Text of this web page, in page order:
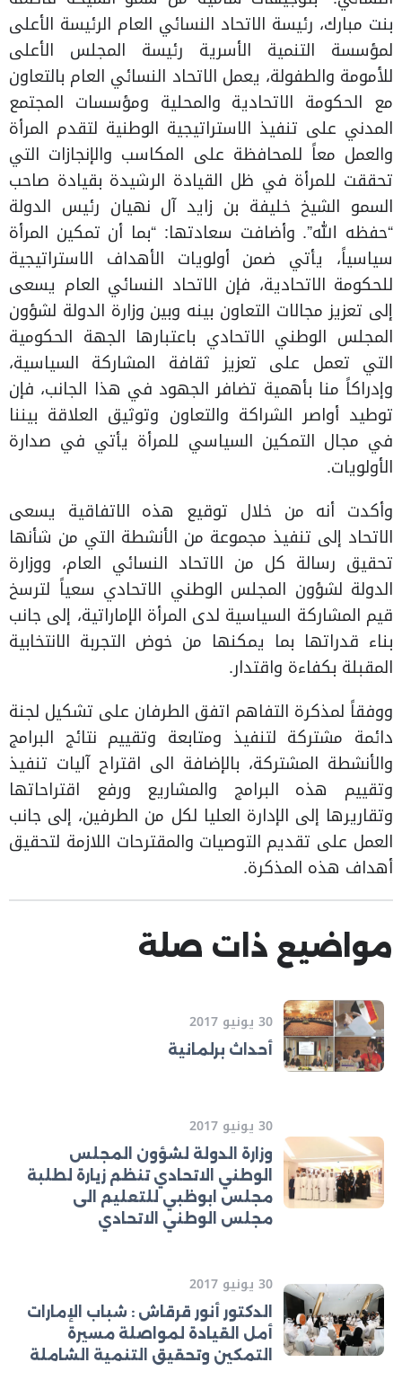
بنت مبارك، رئيسة الاتحاد النسائي العام الرئيسة الأعلى
لمؤسسة التنمية الأسرية رئيسة المجلس الأعلى
للأمومة والطفولة، يعمل الاتحاد النسائي العام بالتعاون
مع الحكومة الاتحادية والمحلية ومؤسسات المجتمع
المدني على تنفيذ الاستراتيجية الوطنية لتقدم المرأة
والعمل معاً للمحافظة على المكاسب والإنجازات التي
تحققت للمرأة في ظل القيادة الرشيدة بقيادة صاحب
السمو الشيخ خليفة بن زايد آل نهيان رئيس الدولة
“حفظه الله”. وأضافت سعادتها: “بما أن تمكين المرأة
سياسياً، يأتي ضمن أولويات الأهداف الاستراتيجية
للحكومة الاتحادية، فإن الاتحاد النسائي العام يسعى
إلى تعزيز مجالات التعاون بينه وبين وزارة الدولة لشؤون
المجلس الوطني الاتحادي باعتبارها الجهة الحكومية
التي تعمل على تعزيز ثقافة المشاركة السياسية،
وإدراكاً منا بأهمية تضافر الجهود في هذا الجانب، فإن
توطيد أواصر الشراكة والتعاون وتوثيق العلاقة بيننا
في مجال التمكين السياسي للمرأة يأتي في صدارة
الأولويات.
وأكدت أنه من خلال توقيع هذه الاتفاقية يسعى
الاتحاد إلى تنفيذ مجموعة من الأنشطة التي من شأنها
تحقيق رسالة كل من الاتحاد النسائي العام، ووزارة
الدولة لشؤون المجلس الوطني الاتحادي سعياً لترسخ
قيم المشاركة السياسية لدى المرأة الإماراتية، إلى جانب
بناء قدراتها بما يمكنها من خوض التجربة الانتخابية
المقبلة بكفاءة واقتدار.
ووفقاً لمذكرة التفاهم اتفق الطرفان على تشكيل لجنة
دائمة مشتركة لتنفيذ ومتابعة وتقييم نتائج البرامج
والأنشطة المشتركة، بالإضافة الى اقتراح آليات تنفيذ
وتقييم هذه البرامج والمشاريع ورفع اقتراحاتها
وتقاريرها إلى الإدارة العليا لكل من الطرفين، إلى جانب
العمل على تقديم التوصيات والمقترحات اللازمة لتحقيق
أهداف هذه المذكرة.
مواضيع ذات صلة
30 يونيو 2017
أحداث برلمانية
30 يونيو 2017
وزارة الدولة لشؤون المجلس
الوطني الاتحادي تنظم زيارة لطلبة
مجلس ابوظبي للتعليم الى
مجلس الوطني الاتحادي
30 يونيو 2017
الدكتور أنور قرقاش : شباب الإمارات
أمل القيادة لمواصلة مسيرة
التمكين وتحقيق التنمية الشاملة